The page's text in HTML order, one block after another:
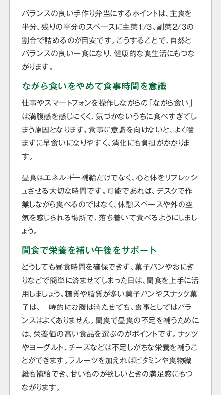
バランスの良い手作り弁当にするポイントは、主食を
半分、残りの半分のスペースに主菜1/3、副菜2/3の
割合で詰めるのが目安です。こうすることで、自然と
バランスの良い一食になり、健康的な食生活にもつな
がります。
ながら食いをやめて食事時間を意識
仕事やスマートフォンを操作しながらの「ながら食い」
は満腹感を感じにくく、気づかないうちに食べすぎてし
まう原因となります。食事に意識を向けないと、よく噛
まずに早食いになりやすく、消化にも負担がかかりま
す。
昼食はエネルギー補給だけでなく、心と体をリフレッシ
ュさせる大切な時間です。可能であれば、デスクで作
業しながら食べるのではなく、休憩スペースや外の空
気を感じられる場所で、落ち着いて食べるようにしまし
ょう。
間食で栄養を補い午後をサポート
どうしても昼食時間を確保できず、菓子パンやおにぎ
りなどで簡単に済ませてしまった日は、間食を上手に活
用しましょう。糖質や脂質が多い菓子パンやスナック菓
子は、一時的にお腹は満たせても、食事としてはバラ
ンスはよくありません。間食で昼食の不足を補うために
は、栄養価の高い食品を選ぶのがポイントです。ナッツ
やヨーグルト、チーズなどは不足しがちな栄養を補うこ
とができます。フルーツを加えればビタミンや食物繊
維も補給でき、甘いものが欲しいときの満足感にもつ
ながります。